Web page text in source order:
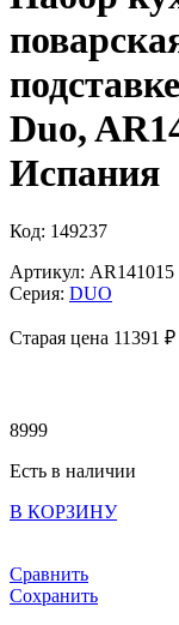
Duo,
Испания
Код: 149237
Артикул: AR141015
Серия: DUO
Старая цена 11391 ₽
8999
Есть в наличии
В КОРЗИНУ
Сравнить
Сохранить